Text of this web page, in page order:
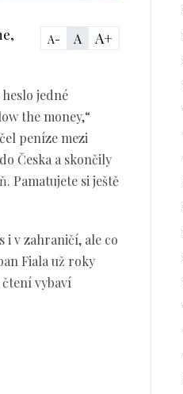
A- A A+
jedné
the money,“
peníze mezi
Česka a skončily
Pamatujete si ještě
i v zahraničí, ale co
Fiala už roky
vybaví